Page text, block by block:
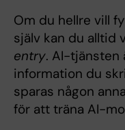
Om du hellre vill
själv kan du alltid
entry. AI-tjänsten
information du
sparas någon
för att träna AI-